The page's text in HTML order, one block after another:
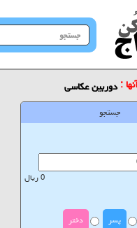
جستجو
در
:دوربین عکاسی
جستجو
0 ریال
پسر دختر